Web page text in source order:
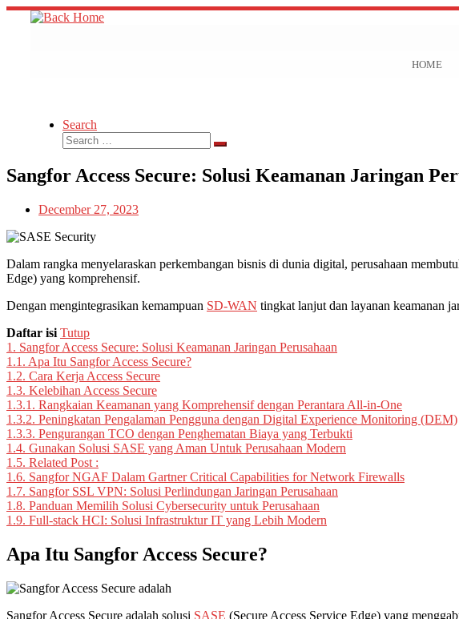
Skip
HOME
Search
Search
Search
Sangfor Access Secure: Solusi Keamanan Jaringan
December 27, 2023
Dalam rangka menyelaraskan perkembangan bisnis di dunia digital, perusahaan
Edge) yang komprehensif.
Dengan mengintegrasikan kemampuan SD-WAN tingkat lanjut dan layanan keamanan
Daftar isi Tutup
1. Sangfor Access Secure: Solusi Keamanan Jaringan Perusahaan
1.1. Apa Itu Sangfor Access Secure?
1.2. Cara Kerja Access Secure
1.3. Kelebihan Access Secure
1.3.1. Rangkaian Keamanan yang Komprehensif dengan Perantara All-in-One
1.3.2. Peningkatan Pengalaman Pengguna dengan Digital Experience Monitoring (DEM)
1.3.3. Pengurangan TCO dengan Penghematan Biaya yang Terbukti
1.4. Gunakan Solusi SASE yang Aman Untuk Perusahaan Modern
1.5. Related Post :
1.6. Sangfor NGAF Dalam Gartner Critical Capabilities for Network Firewalls
1.7. Sangfor SSL VPN: Solusi Perlindungan Jaringan Perusahaan
1.8. Panduan Memilih Solusi Cybersecurity untuk Perusahaan
1.9. Full-stack HCI: Solusi Infrastruktur IT yang Lebih Modern
Apa Itu Sangfor Access Secure?
Sangfor Access Secure adalah solusi SASE (Secure Access Service Edge) yang